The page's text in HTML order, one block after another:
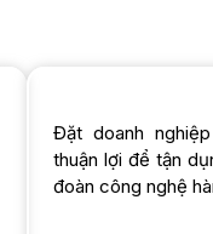
Đặt doanh
thuận lợi để tận
đoàn công nghệ